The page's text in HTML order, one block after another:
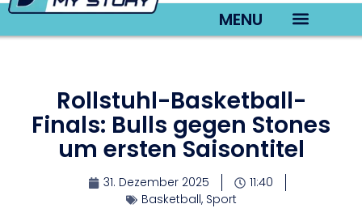
MENU
Rollstuhl-Basketball-
Finals: Bulls gegen Stones
um ersten Saisontitel
31. Dezember 2025
11:40
Basketball, Sport